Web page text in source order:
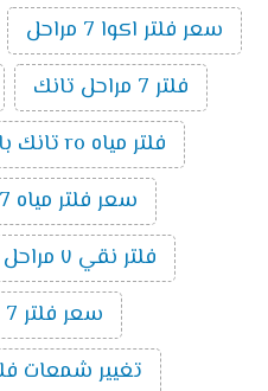
سعر فلتر اكوا 7 مراحل
فلتر 7 مراحل تانك
فلتر مياه ro تانك باور بلس ال7 مراحل
سعر فلتر مياه 7 مراحل تايواني
فلتر نقي ٧ مراحل
سعر فلتر 7 مراحل تانك
تغيير شمعات فلتر